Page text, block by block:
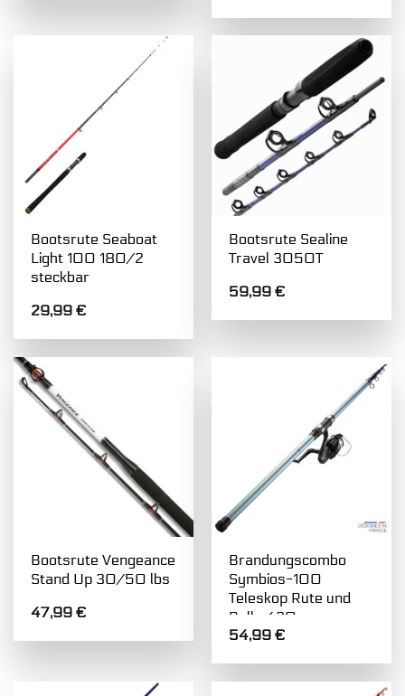
Bootsrute Seaboat
Light 100 180/2
steckbar
29,99€
Bootsrute Sealine
Travel 3050T
59,99€
Bootsrute Vengeance
Stand Up 30/50 lbs
47,99€
Brandungscombo
Symbios-100
Teleskop Rute und
Rolle 420 cm
54,99€